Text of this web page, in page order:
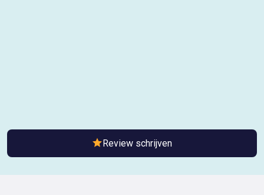
Review schrijven